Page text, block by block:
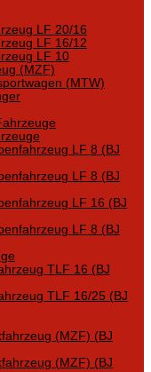
LF 20/16
LF 16/12
LF 10
(MZF)
(MTW)
LF 8 (BJ
LF 8 (BJ
LF 16 (BJ
LF 8 (BJ
TLF 16 (BJ
TLF 16/25 (BJ
(MZF) (BJ
(MZF) (BJ